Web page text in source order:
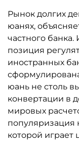
Рынок долгих
юанях,
частного
позиция
иностранных
юань не столь
конвертации в
мировых
популяризация
которой